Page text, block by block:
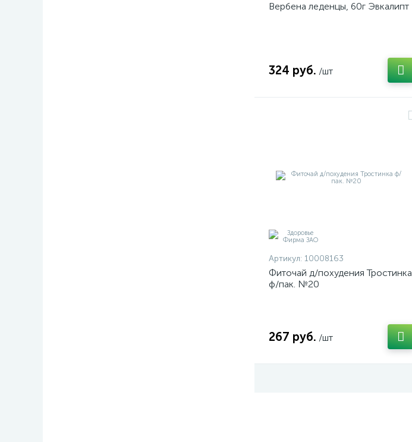
Вербена леденцы, 60г Эвкалипт
324 руб. /шт
Артикул: 10008163
Фиточай д/похудения Тростинка
ф/пак. №20
267 руб. /шт